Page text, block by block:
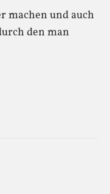
machen und auch
den man